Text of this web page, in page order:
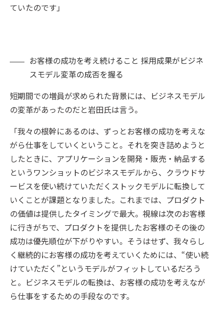
ていたのです」
お客様の成功を考え続けること 採用成果がビジネ
スモデル変革の成否を握る
短期間での増員が求められた背景には、ビジネスモデル
の変革があったのだと岩田氏は言う。
「我々の根幹にあるのは、ずっとお客様の成功を考えな
がら仕事をしていくということ。それを突き詰めようと
したときに、アプリケーションを開発・販売・納品する
というワンショットのビジネスモデルから、クラウドサ
ービスを使い続けていただくストックモデルに転換して
いくことが課題となりました。これまでは、プロダクト
の価値は提供したタイミングで最大。視線は次のお客様
に行きがちで、プロダクトを提供したお客様のその後の
成功は優先順位が下がりやすい。そうはせず、我々らし
く継続的にお客様の成功を考えていくためには、“使い続
けていただく”というモデルがフィットしているだろう
と。ビジネスモデルの転換は、お客様の成功を考えなが
ら仕事をするための手段なのです。